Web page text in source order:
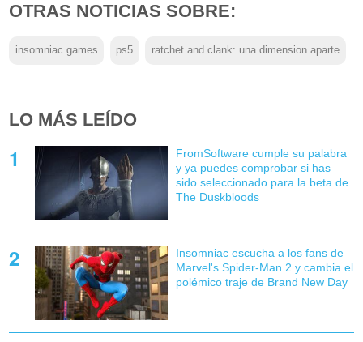
OTRAS NOTICIAS SOBRE:
insomniac games ps5 ratchet and clank: una dimension aparte
LO MÁS LEÍDO
FromSoftware cumple su palabra
y ya puedes comprobar si has
sido seleccionado para la beta de
The Duskbloods
Insomniac escucha a los fans de
Marvel's Spider-Man 2 y cambia el
polémico traje de Brand New Day